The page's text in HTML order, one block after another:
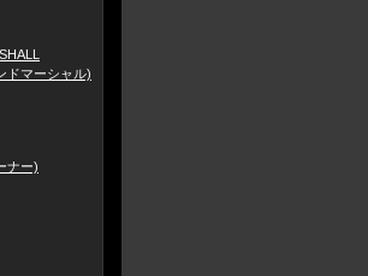
ドマーシャル)
ナー)